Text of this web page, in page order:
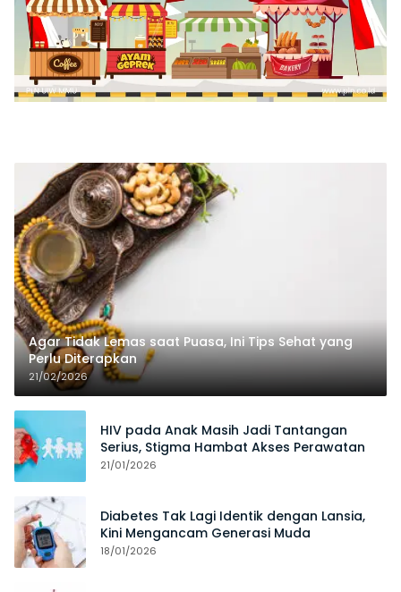
Agar Tidak Lemas saat Puasa, Ini Tips Sehat yang
Perlu Diterapkan
21/02/2026
HIV pada Anak Masih Jadi Tantangan
Serius, Stigma Hambat Akses Perawatan
21/01/2026
Diabetes Tak Lagi Identik dengan Lansia,
Kini Mengancam Generasi Muda
18/01/2026